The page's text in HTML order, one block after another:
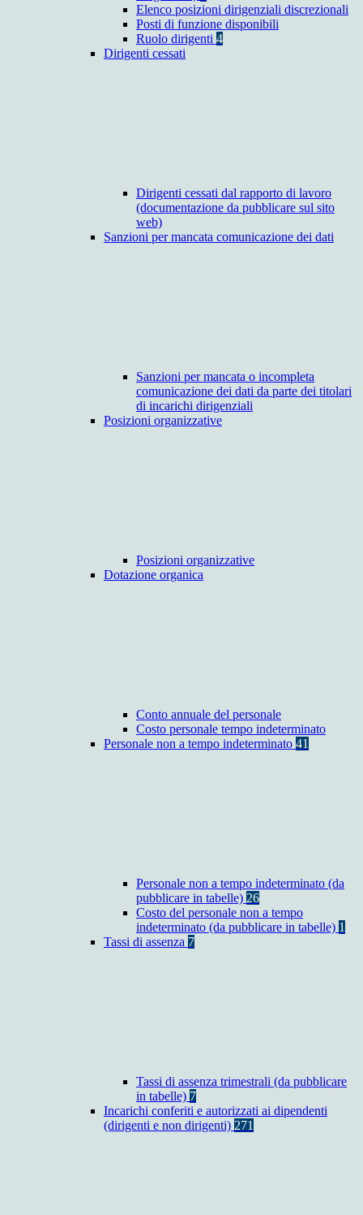
Elenco posizioni dirigenziali discrezionali
Posti di funzione disponibili
Ruolo dirigenti 4
Dirigenti cessati
Dirigenti cessati dal rapporto di lavoro
(documentazione da pubblicare sul sito
web)
Sanzioni per mancata comunicazione dei dati
Sanzioni per mancata o incompleta
comunicazione dei dati da parte dei titolari
di incarichi dirigenziali
Posizioni organizzative
Posizioni organizzative
Dotazione organica
Conto annuale del personale
Costo personale tempo indeterminato
Personale non a tempo indeterminato 41
Personale non a tempo indeterminato (da
pubblicare in tabelle) 26
Costo del personale non a tempo
indeterminato (da pubblicare in tabelle) 1
Tassi di assenza 7
Tassi di assenza trimestrali (da pubblicare
in tabelle) 7
Incarichi conferiti e autorizzati ai dipendenti
(dirigenti e non dirigenti) 271